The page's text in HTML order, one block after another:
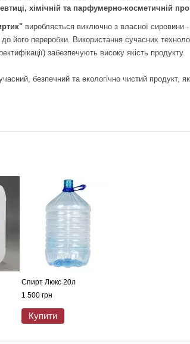
хімічній та парфумерно-косметичній
виробляється виключно з власної сировини
його переробки. Використання сучасних
забезпечують високу якість продукту.
безпечний та екологічно чистий продукт,
Спирт Люкс 20л
1 500 грн
Купити